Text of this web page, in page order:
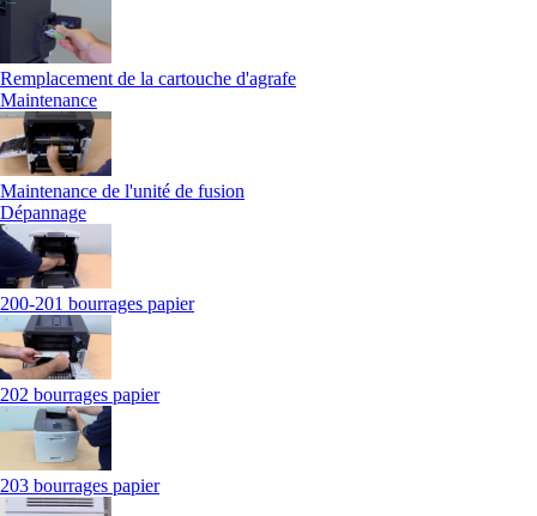
Remplacement de la cartouche d'agrafe
Maintenance
Maintenance de l'unité de fusion
Dépannage
200-201 bourrages papier
202 bourrages papier
203 bourrages papier